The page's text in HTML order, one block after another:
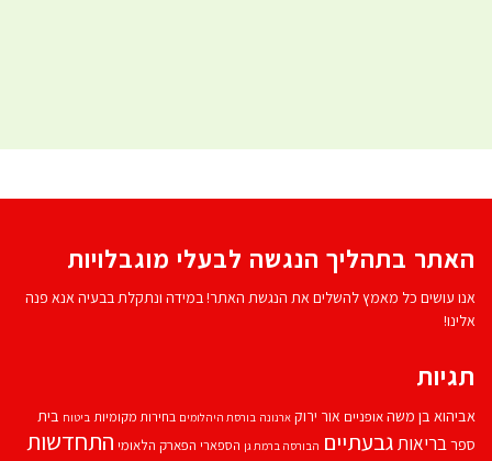
האתר בתהליך הנגשה לבעלי מוגבלויות
אנו עושים כל מאמץ להשלים את הנגשת האתר! במידה ונתקלת בבעיה אנא פנה
אלינו!
תגיות
אביהוא בן משהאופניים אור ירוק ארנונה בורסת היהלומים בחירות מקומיות ביטוח בית
ספרבריאותגבעתיים הבורסה ברמת גן הספארי הפארק הלאומי התחדשות